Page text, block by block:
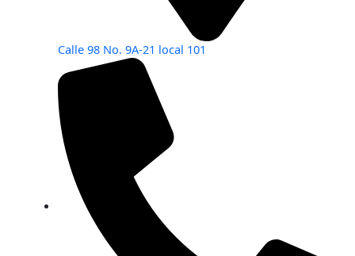
Calle 98 No. 9A-21 local 101